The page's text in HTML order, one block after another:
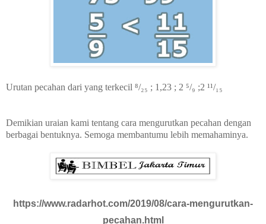
Urutan pecahan dari yang terkecil ⁸/₂₅ ; 1,23 ; 2 ⁵/₉ ;2 ¹¹/₁₅
Demikian uraian kami tentang cara mengurutkan pecahan dengan
berbagai bentuknya. Semoga membantumu lebih memahaminya.
https://www.radarhot.com/2019/08/cara-mengurutkan-
pecahan.html